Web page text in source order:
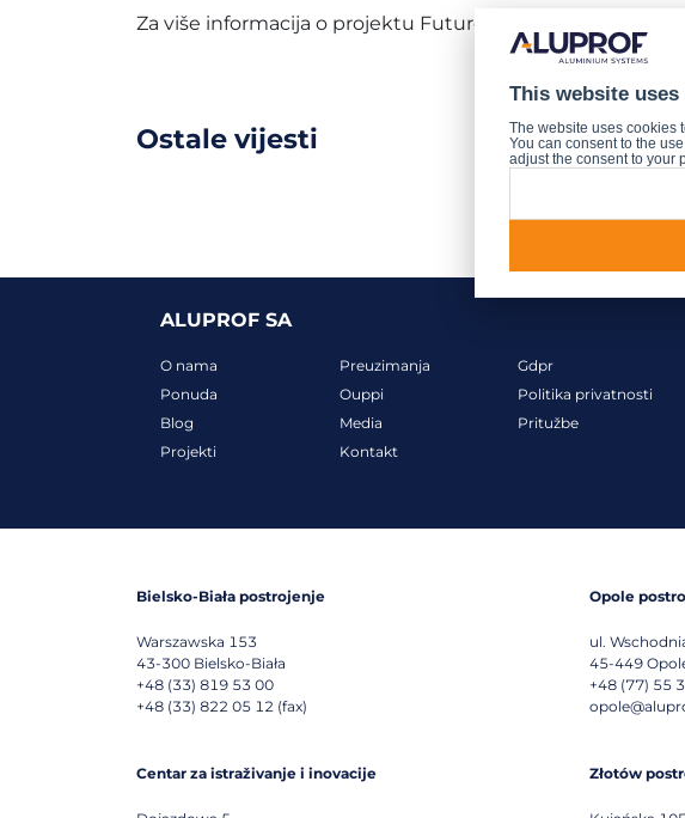
Za više informacija o projektu Future Builders posjetite
Ostale vijesti
ALUPROF SA
O nama
Ponuda
Blog
Projekti
Preuzimanja
Ouppi
Media
Kontakt
Gdpr
Politika privatnosti
Pritužbe
Bielsko-Biała postrojenje
Warszawska 153
43-300 Bielsko-Biała
+48 (33) 819 53 00
+48 (33) 822 05 12 (fax)
Opole
ul.
45-449
+48 (77) 55
Centar za istraživanje i inovacije Złotów
This website uses
The website uses cookies
You can consent to the
adjust the consent to your